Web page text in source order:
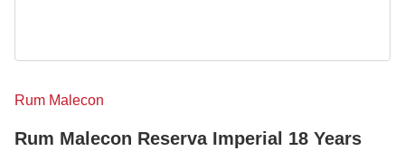
Rum Malecon
Rum Malecon Reserva Imperial 18 Years